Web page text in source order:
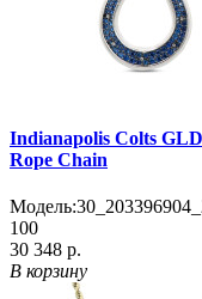
Indianapolis Colts
Rope Chain
Модель:
100
30 348 р.
В корзину